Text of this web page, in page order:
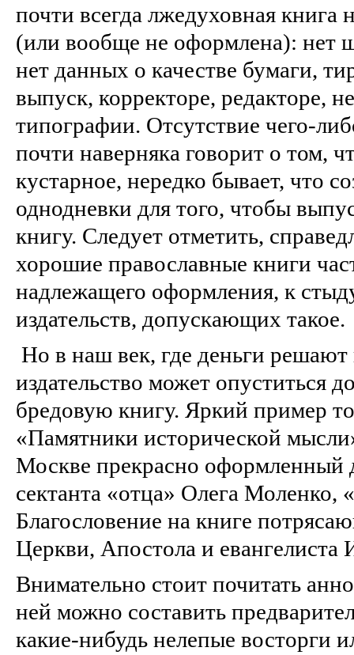
почти всегда лжедуховная книга
(или вообще не оформлена):
нет данных о качестве бумаги,
выпуск, корректоре, редакторе,
типографии. Отсутствие чего-
почти наверняка говорит о том,
кустарное, нередко бывает, что
однодневки для того, чтобы
книгу. Следует отметить,
хорошие православные книги
надлежащего оформления, к
издательств, допускающих такое.
Но в наш век, где деньги решают
издательство может опуститься
бредовую книгу. Яркий пример
«Памятники исторической
Москве прекрасно оформленный
сектанта «отца» Олега Моленко,
Благословение на книге
Церкви, Апостола и
Внимательно стоит почитать
ней можно составить
какие-нибудь нелепые восторги